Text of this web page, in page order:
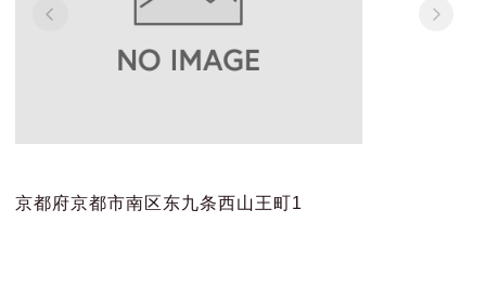
京都府京都市南区东九条西山王町1